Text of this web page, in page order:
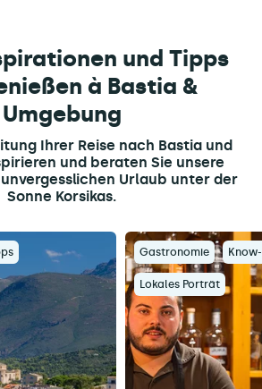
und Tipps
à Bastia &
Umgebung
Ihrer Reise nach Bastia und
und beraten Sie unsere
Urlaub unter der
Sonne Korsikas.
Gastronomie
Lokales Porträt